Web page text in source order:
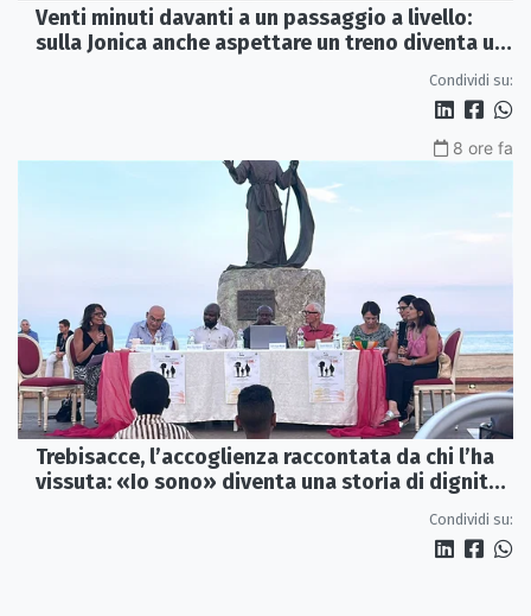
Venti minuti davanti a un passaggio a livello:
sulla Jonica anche aspettare un treno diventa un
Condividi su:
8 ore fa
Trebisacce, l’accoglienza raccontata da chi l’ha
vissuta: «Io sono» diventa una storia di dignità
Condividi su: